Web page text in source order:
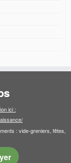
ici :
: vide-greniers, fêtes,